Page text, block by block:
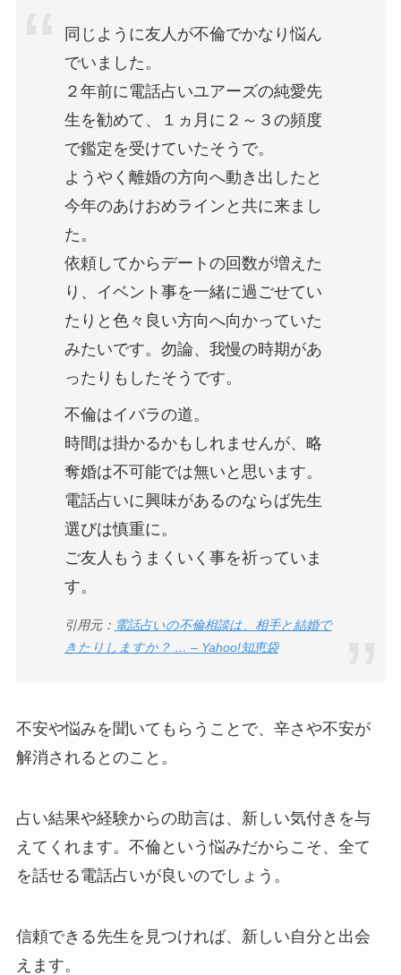
同じように友人が不倫でかなり悩ん
でいました。
２年前に電話占いユアーズの純愛先
生を勧めて、１ヵ月に２～３の頻度
で鑑定を受けていたそうで。
ようやく離婚の方向へ動き出したと
今年のあけおめラインと共に来まし
た。
依頼してからデートの回数が増えた
り、イベント事を一緒に過ごせてい
たりと色々良い方向へ向かっていた
みたいです。勿論、我慢の時期があ
ったりもしたそうです。
不倫はイバラの道。
時間は掛かるかもしれませんが、略
奪婚は不可能では無いと思います。
電話占いに興味があるのならば先生
選びは慎重に。
ご友人もうまくいく事を祈っていま
す。
引用元： 電話占いの不倫相談は、相手と結婚で
きたりしますか？ … – Yahoo!知恵袋
不安や悩みを聞いてもらうことで、辛さや不安が
解消されるとのこと。
占い結果や経験からの助言は、新しい気付きを与
えてくれます。不倫という悩みだからこそ、全て
を話せる電話占いが良いのでしょう。
信頼できる先生を見つければ、新しい自分と出会
えます。